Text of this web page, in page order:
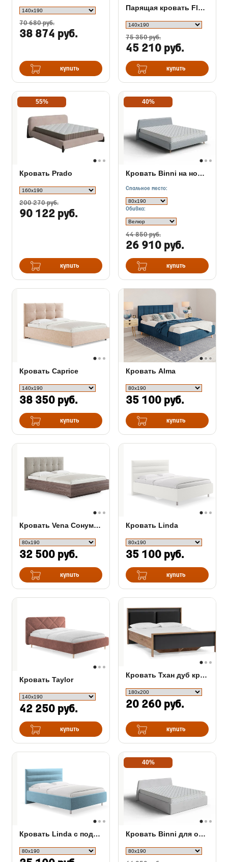
70 680 руб.
38 874 руб.
купить
Парящая кровать Fly Base
75 350 руб.
45 210 руб.
купить
55%
Кровать Prado
200 270 руб.
90 122 руб.
купить
40%
Кровать Binni на ножках
Спальное место:
Обивка:
44 850 руб.
26 910 руб.
купить
Кровать Caprice
38 350 руб.
купить
Кровать Alma
35 100 руб.
купить
Кровать Vena Сонум (ясень анкор)
32 500 руб.
купить
Кровать Linda
35 100 руб.
купить
Кровать Taylor
42 250 руб.
купить
Кровать Тхан дуб крафт золотой / антрацит
20 260 руб.
купить
Кровать Linda с подъемным механизмом
40%
Кровать Binni для основания с ПМ